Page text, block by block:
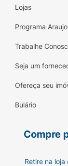
Lojas
Programa
Trabalhe
Seja um
Ofereça seu
Bulário
Compre
Retire na